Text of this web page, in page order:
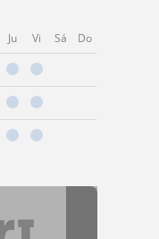
Ju Vi Sá Do